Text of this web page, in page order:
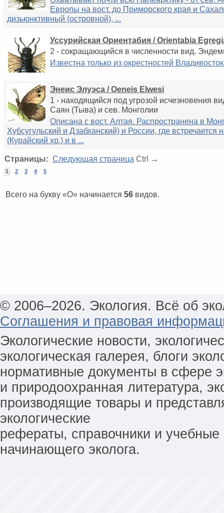
Европы на вост. до Приморского края и
дизьюнктивный (островной), ...
Уссурийская Ориентабия / Orientabia
2 - сокращающийся в численности вид.
Известна только из окрестностей
Энеис Элуэса / Oeneis Elwesi
1 - находящийся под угрозой исчезновения
Саян (Тыва) и сев. Монголии
Описана с вост. Алтая. Распространена в
Хубсугульский и Дзабханский) и России, где встречается
(Курайский хр.) и в ...
Страницы: Следующая страница Ctrl →
1 2 3 4 5
Всего на букву «O» начинается 56 видов.
© 2006–2026. Экология. Всё об
Соглашения и правовая
Экологические новости,
экологическая галерея, блоги
нормативные документы в сфере
и природоохранная литература,
производящие товары и
экологические
рефераты, справочники и
начинающего эколога.